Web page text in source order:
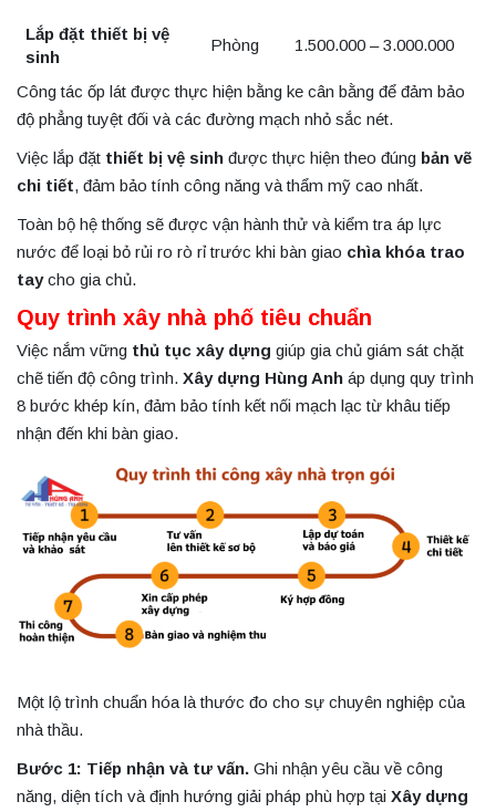
Lắp đặt thiết bị vệ
sinh
Phòng 1.500.000 – 3.000.000
Công tác ốp lát được thực hiện bằng ke cân bằng để đảm bảo
độ phẳng tuyệt đối và các đường mạch nhỏ sắc nét.
Việc lắp đặt thiết bị vệ sinh được thực hiện theo đúng bản vẽ
chi tiết, đảm bảo tính công năng và thẩm mỹ cao nhất.
Toàn bộ hệ thống sẽ được vận hành thử và kiểm tra áp lực
nước để loại bỏ rủi ro rò rỉ trước khi bàn giao chìa khóa trao
taycho gia chủ.
Quy trình xây nhà phố tiêu chuẩn
Việc nắm vững thủ tục xây dựng giúp gia chủ giám sát chặt
chẽ tiến độ công trình. Xây dựng Hùng Anh áp dụng quy trình
8 bước khép kín, đảm bảo tính kết nối mạch lạc từ khâu tiếp
nhận đến khi bàn giao.
Một lộ trình chuẩn hóa là thước đo cho sự chuyên nghiệp của
nhà thầu.
Bước 1: Tiếp nhận và tư vấn. Ghi nhận yêu cầu về công
năng, diện tích và định hướng giải pháp phù hợp tại Xây dựng